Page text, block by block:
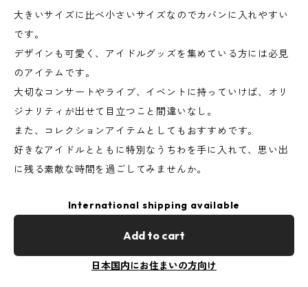
大きいサイズに比べ小さいサイズなのでカバンに入れやすい
です。
デザインも可愛く、アイドルグッズを集めている方には必見
のアイテムです。
大切なコンサートやライブ、イベントに持っていけば、オリ
ジナリティが出せて目立つこと間違いなし。
また、コレクションアイテムとしてもおすすめです。
好きなアイドルとともに特別なうちわを手に入れて、思い出
に残る素敵な時間を過ごしてみませんか。
International shipping available
Add to cart
日本国内にお住まいの方向け